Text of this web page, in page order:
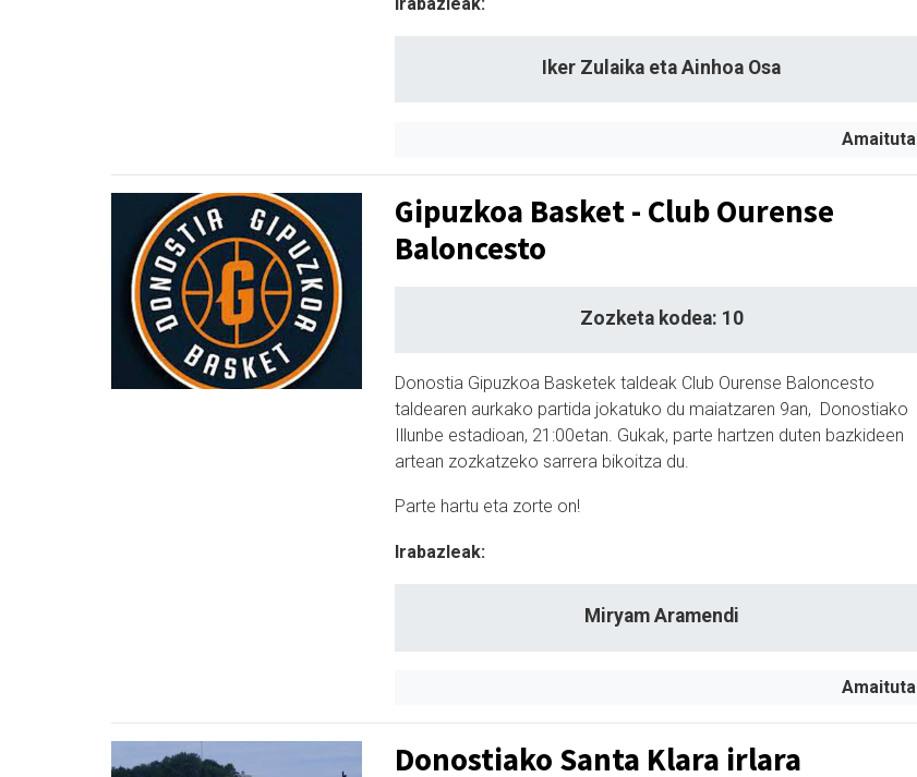
Iker Zulaika eta Ainhoa Osa
Amaituta
Gipuzkoa Basket - Club Ourense
Baloncesto
Zozketa kodea: 10
Donostia Gipuzkoa Basketek taldeak Club Ourense Baloncesto
taldearen aurkako partida jokatuko du maiatzaren 9an, Donostiako
Illunbe estadioan, 21:00etan. Gukak, parte hartzen duten bazkideen
artean zozkatzeko sarrera bikoitza du.
Parte hartu eta zorte on!
Irabazleak:
Miryam Aramendi
Amaituta
Donostiako Santa Klara irlara